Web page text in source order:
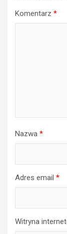
Komentarz *
Nazwa *
Adres email *
Witryna